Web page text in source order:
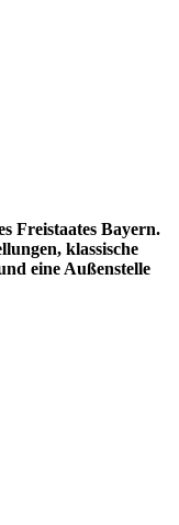
Freistaates Bayern.
klassische
eine Außenstelle